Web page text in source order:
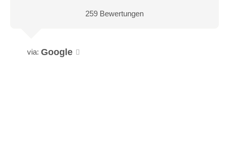
259 Bewertungen
via: Google